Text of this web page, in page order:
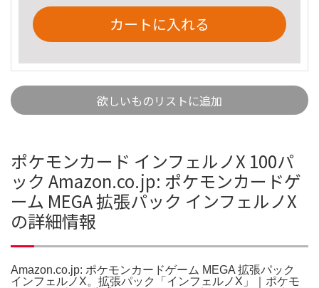
カートに入れる
欲しいものリストに追加
ポケモンカード インフェルノX 100パ
ック Amazon.co.jp: ポケモンカードゲ
ーム MEGA 拡張パック インフェルノX
の詳細情報
Amazon.co.jp: ポケモンカードゲーム MEGA 拡張パック
インフェルノX。拡張パック「インフェルノX」｜ポケモ